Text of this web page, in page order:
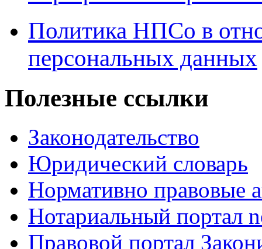
Политика НПСо в
персональных данных
Полезные ссылки
Законодательство
Юридический словарь
Нормативно правовые
Нотариальный портал
Правовой портал